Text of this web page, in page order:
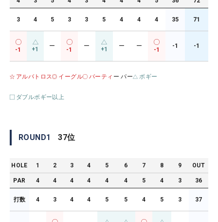
3 4 5 3 3 5 4 4 4 35 71
-1 +1 ー
-1
ー +1 ー ー
-1
-1 -1
アルバトロス イーグル バーティ ー パー ボギー
ダブルボギー以上
ROUND1 37位
HOLE 1 2 3 4 5 6 7 8 9 OUT
PAR 4 4 4 4 4 4 5 4 3 36
打数 4 3 4 4 5 5 4 5 3 37